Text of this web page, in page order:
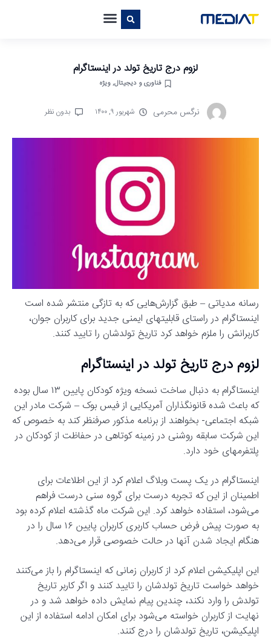
لزوم درج تاریخ تولد در اینستاگرام
فناوری و دیجیتال,ویژه
نرگس محرمی شهریور ۹, ۱۴۰۰ بدون نظر
رسانه مدیاتی – طبق گزارش‌هایی که به تازگی منتشر شده است
اینستاگرام در راستای قابلیتهای ایمنی جدید برای کاربران جوان،
کاربرانش را ملزم خواهد کرد تاریخ تولدشان را تایید کنند.
لزوم درج تاریخ تولد در اینستاگرام
اینستاگرام به دنبال ساخت نسخه ویژه کودکان پایین ۱۳ سال بوده
که باعث شده قانونگذاران آمریکایی از فیس بوک – شرکت مادر این
شبکه اجتماعی- بخواهند از برنامه مذکور صرفنظر کند به خصوص که
این شرکت سابقه روشنی در زمینه کوتاهی در حفاظت از کودکان در
پلتفرمهای خود دارد.
اینستاگرام در یک پست وبلاگ اعلام کرد از این اطلاعات برای
اطمینان از این که تجربه درست برای گروه سنی درست فراهم
می‌شود، استفاده خواهد کرد. این شرکت ماه گذشته اعلام کرده بود
به صورت پیش فرض حساب کاربری کاربران پایین ۱۶ سال را در
هنگام ایجاد شدن آنها در حالت خصوصی قرار می‌دهد.
این اپلیکیشن اعلام کرد از کاربران زمانی که اینستاگرام را باز می‌کنند
خواهد خواست تاریخ تولدشان را تایید کنند و اگر کاربر تاریخ
تولدش را وارد نکند، چندین پیام نمایش داده خواهد شد و در
نهایت از کاربران خواسته می‌شود برای امکان ادامه استفاده از این
اپلیکیشن، تاریخ تولدشان را درج کنند.